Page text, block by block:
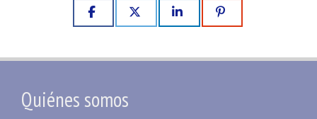
Quiénes somos